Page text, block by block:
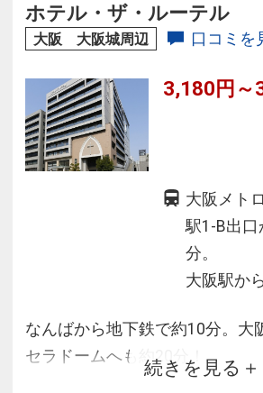
ホテル・ザ・ルーテル
大阪 大阪城周辺 口コミを
3,180円～
大阪メト
駅1-B出口
分。
大阪駅か
なんばから地下鉄で約10分。大
セラドームへも約20分！
“ユニバーサルシティ駅”にも約
続きを見る